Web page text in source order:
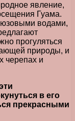
явление,
Гуама.
водами,
прогуляться
природы, и
черепах и
в его
прекрасными